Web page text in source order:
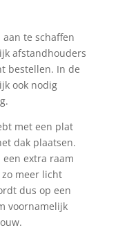
te schaffen
afstandhouders
bestellen. In de
ook nodig
met een plat
dak plaatsen.
extra raam
meer licht
dus op een
voornamelijk